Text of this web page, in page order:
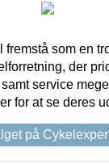
fremstå som en
der
service
for at se deres
på